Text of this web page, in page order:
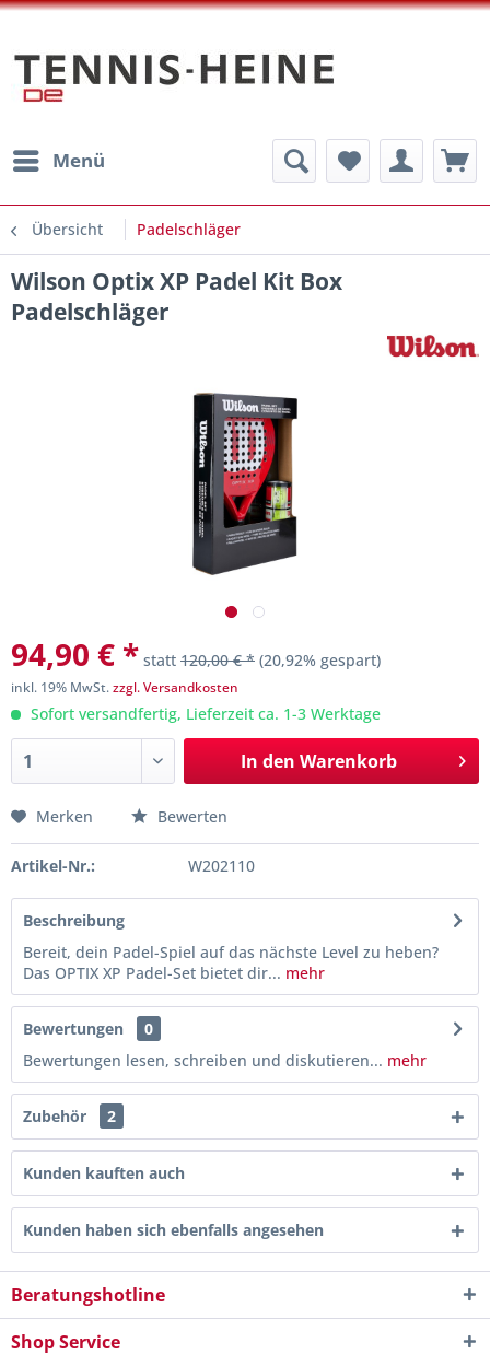
Menü
Übersicht Padelschläger
Wilson Optix XP Padel Kit Box
Padelschläger
94,90 € * statt 120,00 € * (20,92% gespart)
inkl. 19% MwSt.zzgl. Versandkosten
Sofort versandfertig, Lieferzeit ca. 1-3 Werktage
In den Warenkorb
Merken Bewerten
Artikel-Nr.: W202110
Beschreibung
Bereit, dein Padel-Spiel auf das nächste Level zu heben?
Das OPTIX XP Padel-Set bietet dir... mehr
Bewertungen
0
Bewertungen lesen, schreiben und diskutieren... mehr
Zubehör 2
Kunden kauften auch
Kunden haben sich ebenfalls angesehen
Beratungshotline
Shop Service